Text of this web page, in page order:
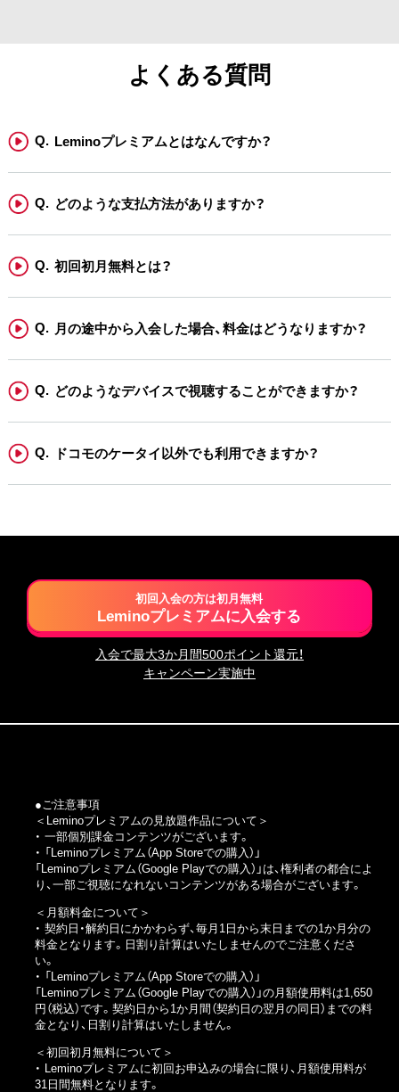
よくある質問
Leminoプレミアムとはなんですか？
どのような支払方法がありますか？
初回初月無料とは？
月の途中から入会した場合、料金はどうなりますか？
どのようなデバイスで視聴することができますか？
ドコモのケータイ以外でも利用できますか？
初回入会の方は初月無料
Leminoプレミアムに入会する
入会で最大3か月間500ポイント還元！
キャンペーン実施中
●ご注意事項
＜Leminoプレミアムの見放題作品について＞
・ 一部個別課金コンテンツがございます。
・ 「Leminoプレミアム（App Storeでの購入）」
「Leminoプレミアム（Google Playでの購入）」 は、権利者の都合によ
り、一部ご視聴になれないコンテンツがある場合がございます。
＜月額料金について＞
・ 契約日・解約日にかかわらず、毎月1日から末日までの1か月分の
料金となります。日割り計算はいたしませんのでご注意くださ
い。
・ 「Leminoプレミアム（App Storeでの購入）」
「Leminoプレミアム（Google Playでの購入）」の月額使用料は1,650
円（税込）です。契約日から1か月間（契約日の翌月の同日）までの料
金となり、日割り計算はいたしません。
＜初回初月無料について＞
・ Leminoプレミアムに初回お申込みの場合に限り、月額使用料が
31日間無料となります。